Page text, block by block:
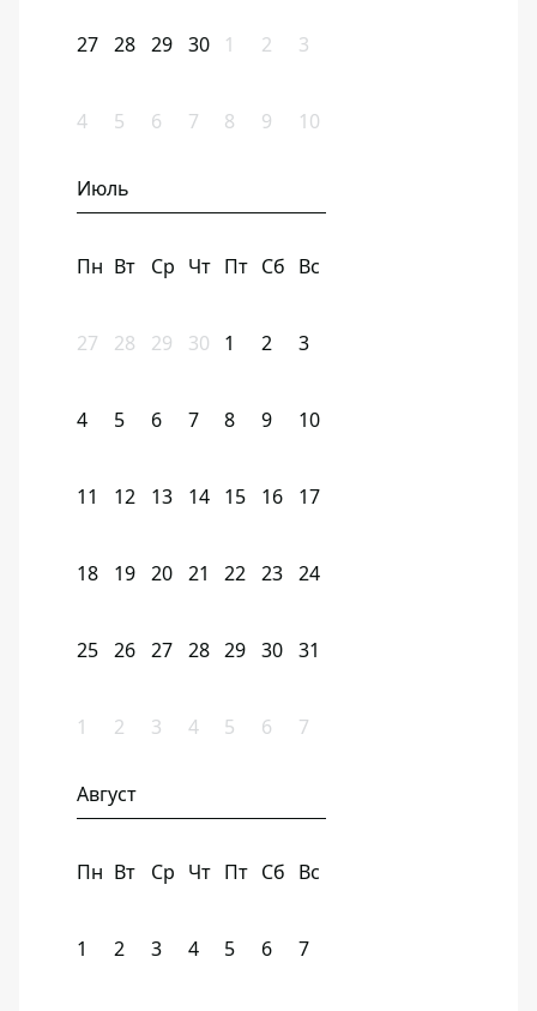
27 28 29 30 1 2 3
4 5 6 7 8 9 10
Июль
Пн Вт Ср Чт Пт Сб Вс
27 28 29 30 1 2 3
4 5 6 7 8 9 10
11 12 13 14 15 16 17
18 19 20 21 22 23 24
25 26 27 28 29 30 31
1 2 3 4 5 6 7
Август
Пн Вт Ср Чт Пт Сб Вс
1 2 3 4 5 6 7